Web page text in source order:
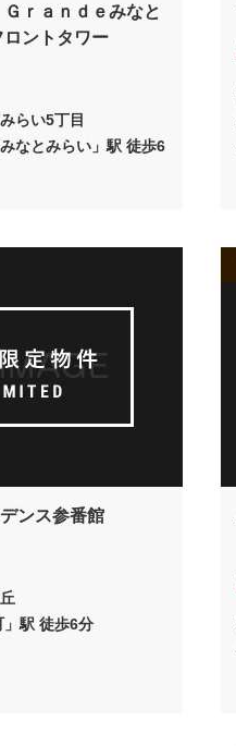
Ｇｒａｎｄｅみなと
ントタワー
らい5丁目
なとみらい」駅 徒歩6
ンス参番館
駅 徒歩6分